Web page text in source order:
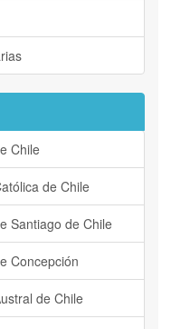
Chile
de Chile
Santiago de Chile
Concepción
de Chile